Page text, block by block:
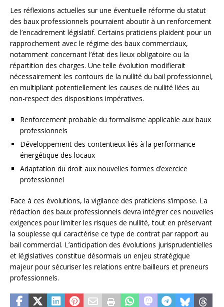
Les réflexions actuelles sur une éventuelle réforme du statut
des baux professionnels pourraient aboutir à un renforcement
de l’encadrement législatif. Certains praticiens plaident pour un
rapprochement avec le régime des baux commerciaux,
notamment concernant l’état des lieux obligatoire ou la
répartition des charges. Une telle évolution modifierait
nécessairement les contours de la nullité du bail professionnel,
en multipliant potentiellement les causes de nullité liées au
non-respect des dispositions impératives.
Renforcement probable du formalisme applicable aux baux
professionnels
Développement des contentieux liés à la performance
énergétique des locaux
Adaptation du droit aux nouvelles formes d’exercice
professionnel
Face à ces évolutions, la vigilance des praticiens s’impose. La
rédaction des baux professionnels devra intégrer ces nouvelles
exigences pour limiter les risques de nullité, tout en préservant
la souplesse qui caractérise ce type de contrat par rapport au
bail commercial. L’anticipation des évolutions jurisprudentielles
et législatives constitue désormais un enjeu stratégique
majeur pour sécuriser les relations entre bailleurs et preneurs
professionnels.